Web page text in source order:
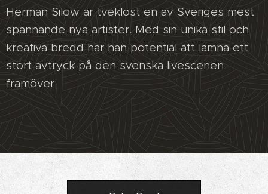
Herman Silow är tveklöst en av Sveriges mest
spännande nya artister. Med sin unika stil och
kreativa bredd har han potential att lämna ett
stort avtryck på den svenska livescenen
framöver.